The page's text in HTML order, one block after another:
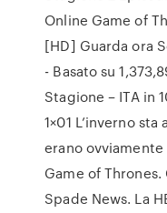
Online Game of
[HD] Guarda ora
- Basato su
Stagione – ITA in
1×01 L’inverno
erano
Game of
Spade News. La